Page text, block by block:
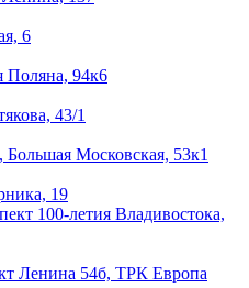
6
Поляна, 94к6
43/1
Московская, 53к1
19
100-летия Владивостока,
Ленина 54б, ТРК Европа